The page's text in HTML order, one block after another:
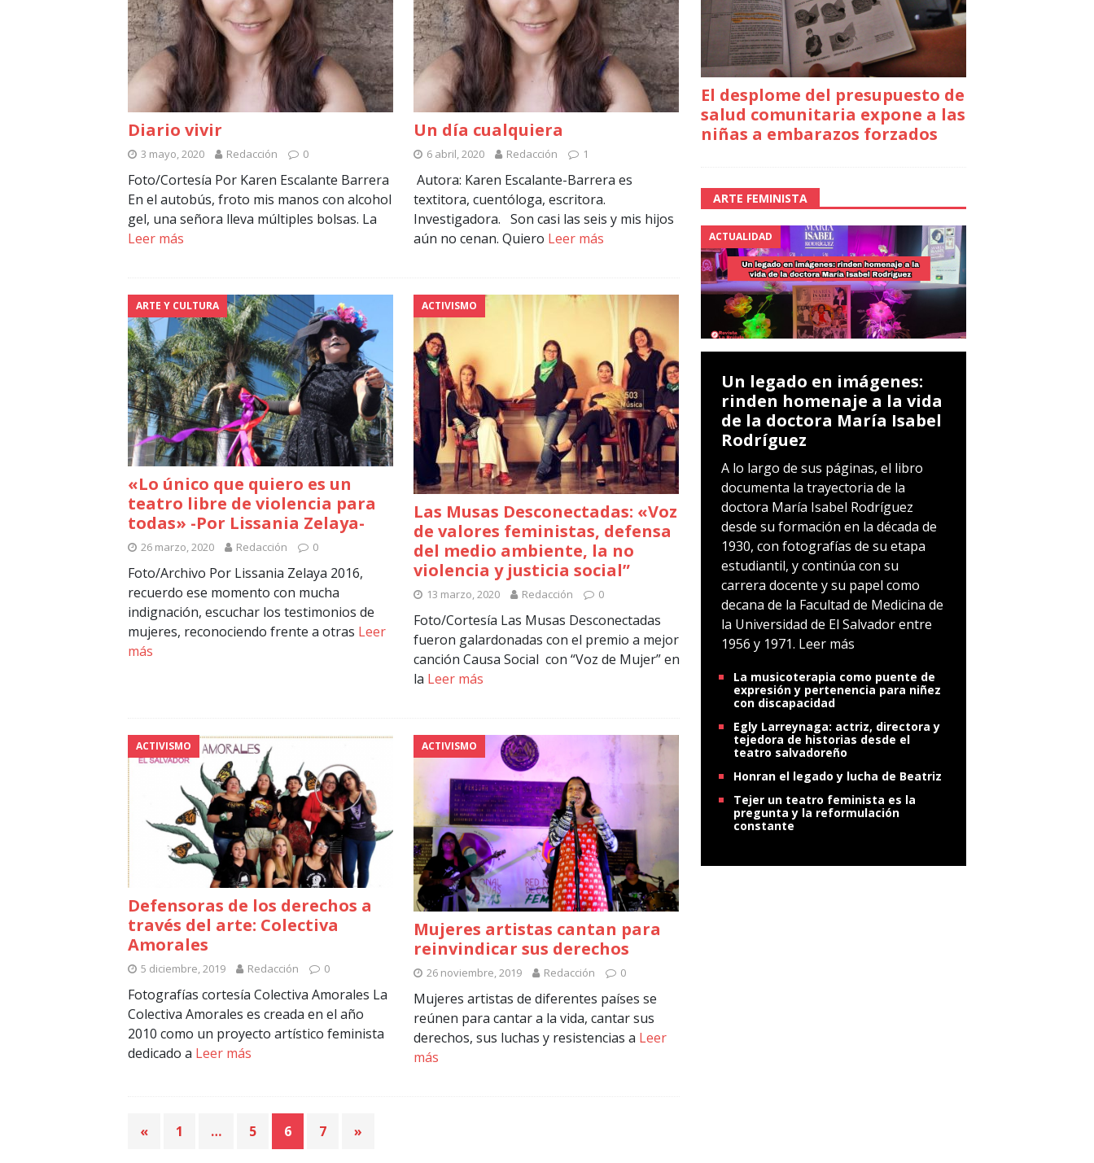
Diario vivir
3 mayo, 2020 Redacción 0
Foto/Cortesía Por Karen Escalante Barrera
En el autobús, froto mis manos con alcohol
gel, una señora lleva múltiples bolsas. La
Leer más
Un día cualquiera
6 abril, 2020 Redacción 1
Autora: Karen Escalante-Barrera es
textitora, cuentóloga, escritora.
Investigadora. Son casi las seis y mis hijos
aún no cenan. Quiero Leer más
ARTE Y CULTURA
«Lo único que quiero es un
teatro libre de violencia para
todas» -Por Lissania Zelaya-
26 marzo, 2020 Redacción 0
Foto/Archivo Por Lissania Zelaya 2016,
recuerdo ese momento con mucha
indignación, escuchar los testimonios de
mujeres, reconociendo frente a otras Leer
más
ACTIVISMO
Las Musas Desconectadas: «Voz
de valores feministas, defensa
del medio ambiente, la no
violencia y justicia social”
13 marzo, 2020 Redacción 0
Foto/Cortesía Las Musas Desconectadas
fueron galardonadas con el premio a mejor
canción Causa Social con “Voz de Mujer” en
la Leer más
ACTIVISMO
Defensoras de los derechos a
través del arte: Colectiva
Amorales
5 diciembre, 2019 Redacción 0
Fotografías cortesía Colectiva Amorales La
Colectiva Amorales es creada en el año
2010 como un proyecto artístico feminista
dedicado a Leer más
ACTIVISMO
Mujeres artistas cantan para
reinvindicar sus derechos
26 noviembre, 2019 Redacción 0
Mujeres artistas de diferentes países se
reúnen para cantar a la vida, cantar sus
derechos, sus luchas y resistencias a Leer
más
« 1 … 5 6 7 »
El desplome del presupuesto de
salud comunitaria expone a las
niñas a embarazos forzados
ARTE FEMINISTA
ACTUALIDAD
Un legado en imágenes:
rinden homenaje a la vida
de la doctora María Isabel
Rodríguez
A lo largo de sus páginas, el libro
documenta la trayectoria de la
doctora María Isabel Rodríguez
desde su formación en la década de
1930, con fotografías de su etapa
estudiantil, y continúa con su
carrera docente y su papel como
decana de la Facultad de Medicina de
la Universidad de El Salvador entre
1956 y 1971. Leer más
La musicoterapia como puente de
expresión y pertenencia para niñez
con discapacidad
Egly Larreynaga: actriz, directora y
tejedora de historias desde el
teatro salvadoreño
Honran el legado y lucha de Beatriz
Tejer un teatro feminista es la
pregunta y la reformulación
constante